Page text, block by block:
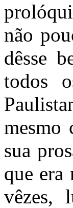
não
dêsse
todos
mesmo
sua
que era
vêzes,